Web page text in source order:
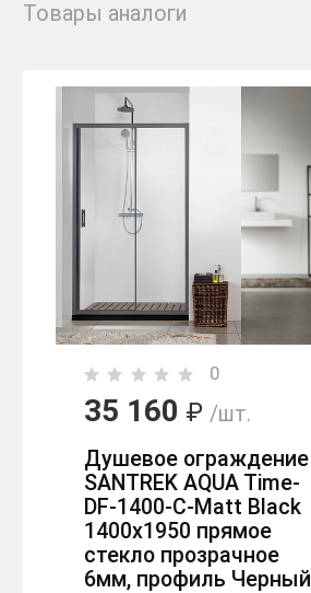
Товары аналоги
0
35 160 ₽ /шт.
Душевое ограждение
SANTREK AQUA Time-
DF-1400-C-Matt Black
1400х1950 прямое
стекло прозрачное
6мм, профиль Черный